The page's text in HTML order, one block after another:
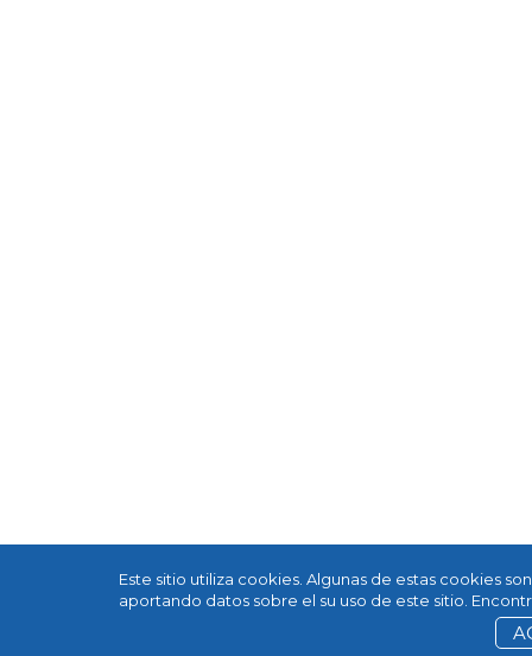
Este sitio utiliza cookies. Algunas de estas cookies
aportando datos sobre el su uso de este sitio.